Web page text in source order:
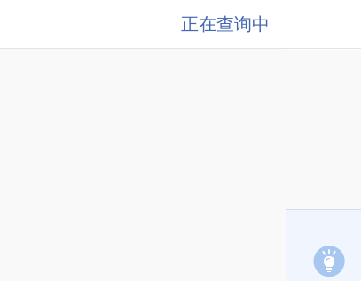
正在查询中